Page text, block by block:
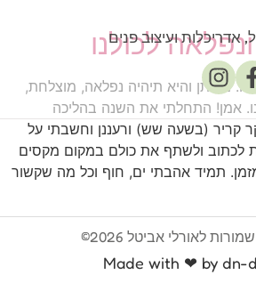
אדריכלות ועיצוב פנים
לכולנו
מי יתן והיא תיהיה נפלאה, מוצלחת,
אמן! התחלתי את השנה בהליכה
קריר (בשעה שש) ורעננן וחשבתי על
לכתוב ולשתף את כולם במקום מקסים
תמיד אהבתי ים, חוף וכל מה שקשור
לאורלי אביטל 2026©
Made with ❤ by dn-